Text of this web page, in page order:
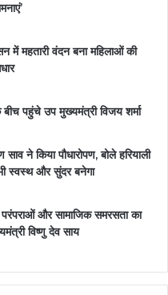
में महतारी वंदन बना महिलाओं की
बीच पहुंचे उप मुख्यमंत्री विजय शर्मा
ने किया पौधारोपण, बोले हरियाली
स्वस्थ और सुंदर बनेगा
और सामाजिक समरसता का
विष्णु देव साय